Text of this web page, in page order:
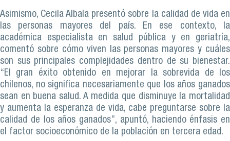
Asimismo, Cecila Albala presentó sobre la calidad de vida en
las personas mayores del país. En ese contexto, la
académica especialista en salud pública y en geriatría,
comentó sobre cómo viven las personas mayores y cuáles
son sus principales complejidades dentro de su bienestar.
“El gran éxito obtenido en mejorar la sobrevida de los
chilenos, no significa necesariamente que los años ganados
sean en buena salud. A medida que disminuye la mortalidad
y aumenta la esperanza de vida, cabe preguntarse sobre la
calidad de los años ganados”, apuntó, haciendo énfasis en
el factor socioeconómico de la población en tercera edad.